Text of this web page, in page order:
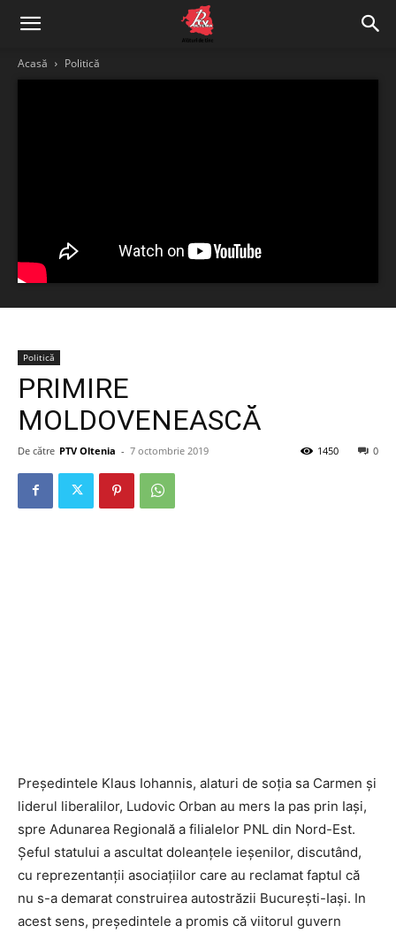
Acasă Politică
Politică
PRIMIRE
MOLDOVENEASCĂ
De către PTV Oltenia - 7 octombrie 2019 0
1450
Președintele Klaus Iohannis, alaturi de soția sa Carmen și
liderul liberalilor, Ludovic Orban au mers la pas prin Iași,
spre Adunarea Regională a filialelor PNL din Nord-Est.
Șeful statului a ascultat doleanțele ieșenilor, discutând,
cu reprezentanții asociațiilor care au reclamat faptul că
nu s-a demarat construirea autostrăzii București-Iași. In
acest sens, președintele a promis că viitorul guvern